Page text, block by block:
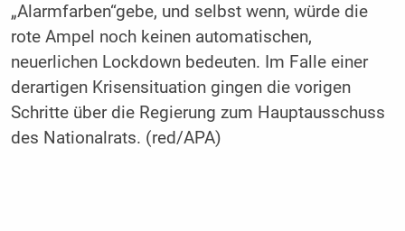
„Alarmfarben“gebe, und selbst wenn, würde die
rote Ampel noch keinen automatischen,
neuerlichen Lockdown bedeuten. Im Falle einer
derartigen Krisensituation gingen die vorigen
Schritte über die Regierung zum Hauptausschuss
des Nationalrats. (red/APA)